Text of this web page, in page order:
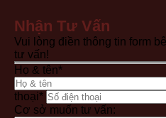
Nhận Tư Vấn
Vui lòng điền thông tin form
tư vấn!
Họ & tên*
thoại*
Cơ sở muốn tư vấn: